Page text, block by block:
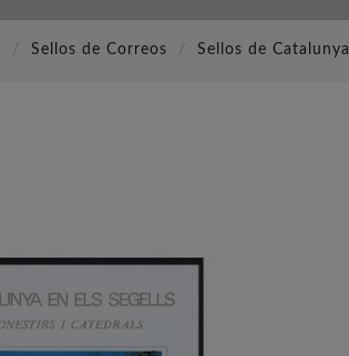
Sellos de Correos Sellos de Catalunya